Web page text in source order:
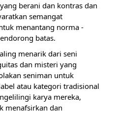
berani dan kontras dan
semangat
menantang norma -
batas.
menarik dari seni
dan misteri yang
seniman untuk
atau kategori tradisional
karya mereka,
menafsirkan dan